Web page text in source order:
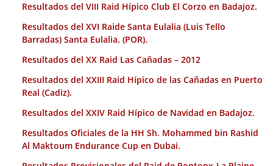
Resultados del VIII Raid Hípico Club El Corzo en Badajoz.
Resultados del XVI Raide Santa Eulalia (Luis Tello
Barradas) Santa Eulalia. (POR).
Resultados del XX Raid Las Cañadas – 2012
Resultados del XXIII Raid Hípico de las Cañadas en Puerto
Real (Cadiz).
Resultados del XXIV Raid Hípico de Navidad en Badajoz.
Resultados Oficiales de la HH Sh. Mohammed bin Rashid
Al Maktoum Endurance Cup en Dubai.